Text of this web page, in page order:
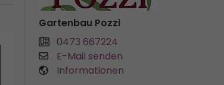
Gartenbau Pozzi
0473 667224
E-Mail senden
Informationen